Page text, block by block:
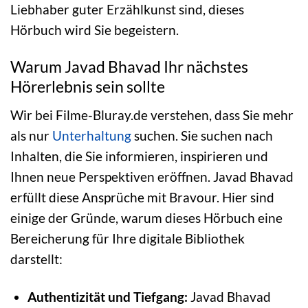
Liebhaber guter Erzählkunst sind, dieses
Hörbuch wird Sie begeistern.
Warum Javad Bhavad Ihr nächstes
Hörerlebnis sein sollte
Wir bei Filme-Bluray.de verstehen, dass Sie mehr
als nur Unterhaltungsuchen. Sie suchen nach
Inhalten, die Sie informieren, inspirieren und
Ihnen neue Perspektiven eröffnen. Javad Bhavad
erfüllt diese Ansprüche mit Bravour. Hier sind
einige der Gründe, warum dieses Hörbuch eine
Bereicherung für Ihre digitale Bibliothek
darstellt:
Authentizität und Tiefgang: Javad Bhavad